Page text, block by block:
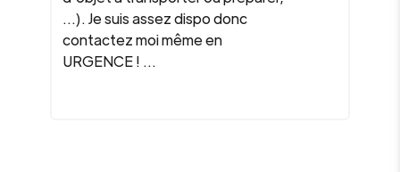
...). Je suis assez dispo donc
contactez moi même en
URGENCE ! ...